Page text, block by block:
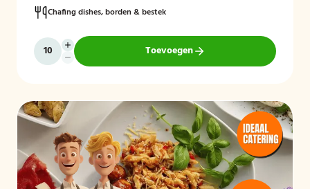
Chafing dishes, borden & bestek
Toevoegen